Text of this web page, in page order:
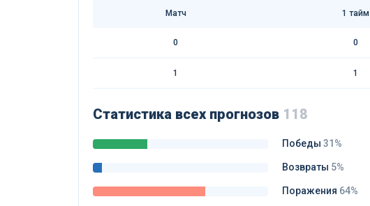
Матч 1 тайм
0 0
1 1
Статистика всех прогнозов 118
Победы 31%
Возвраты 5%
Поражения 64%